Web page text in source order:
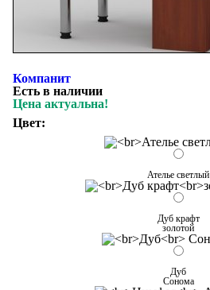
Компанит
Есть в наличии
Цена актуальна!
Цвет:
Ателье светлый
Дуб крафт
золотой
Дуб
Сонома